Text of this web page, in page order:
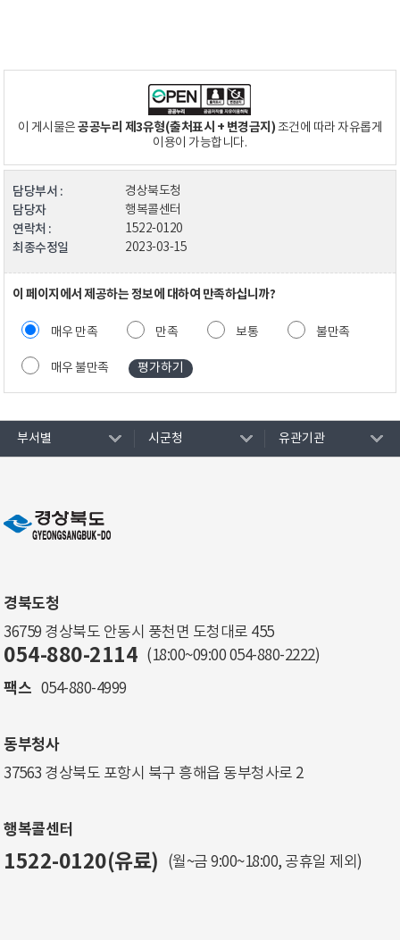
이 게시물은공공누리 제3유형(출처표시 + 변경금지)조건에 따라 자유롭게
이용이 가능합니다.
담당부서 : 경상북도청
담당자 행복콜센터
연락처 : 1522-0120
최종수정일 2023-03-15
이 페이지에서 제공하는 정보에 대하여 만족하십니까?
매우 만족 만족 보통 불만족
매우 불만족
부서별 시군청 유관기관
경북도청
36759 경상북도 안동시 풍천면 도청대로 455
054-880-2114 (18:00~09:00 054-880-2222)
팩스 054-880-4999
동부청사
37563 경상북도 포항시 북구 흥해읍 동부청사로 2
행복콜센터
1522-0120(유료) (월~금 9:00~18:00, 공휴일 제외)